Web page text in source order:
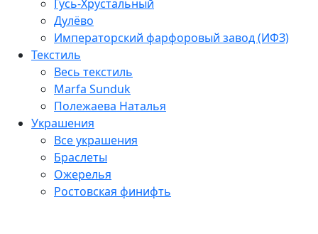
Гусь-Хрустальный
Дулёво
Императорский фарфоровый завод (ИФЗ)
Текстиль
Весь текстиль
Marfa Sunduk
Полежаева Наталья
Украшения
Все украшения
Браслеты
Ожерелья
Ростовская финифть